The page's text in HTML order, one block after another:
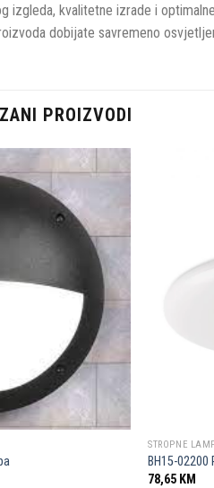
izgleda, kvalitetne izrade i
dobijate savremeno
PROIZVODI
Dodaj u
omiljene
STROPNE
BH15-
78,65 KM